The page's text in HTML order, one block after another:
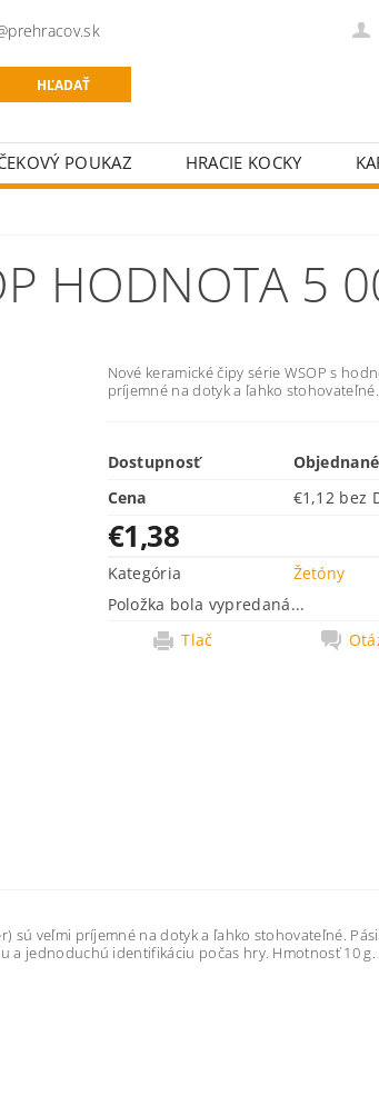
POUKAZ HRACIE KOCKY
POTREBY PRE HRÁČOV
HODNOTA 5
Nové keramické čipy série WSOP s
príjemné na dotyk a ľahko stohovateľné.
Dostupnosť
Objednané
Cena
€1,12
€1,38
Kategória
Žetóny
Položka bola vypredaná...
Tlač
sú veľmi príjemné na dotyk a ľahko stohovateľné.
a jednoduchú identifikáciu počas hry. Hmotnosť 10 g.